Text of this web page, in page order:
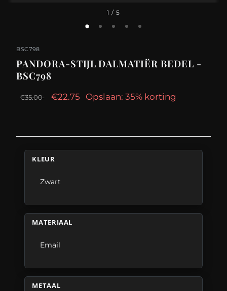
1 / 5
BSC798
PANDORA-STIJL DALMATIËR BEDEL -
BSC798
€35.00 €22.75 Opslaan: 35% korting
KLEUR
Zwart
MATERIAAL
Email
METAAL